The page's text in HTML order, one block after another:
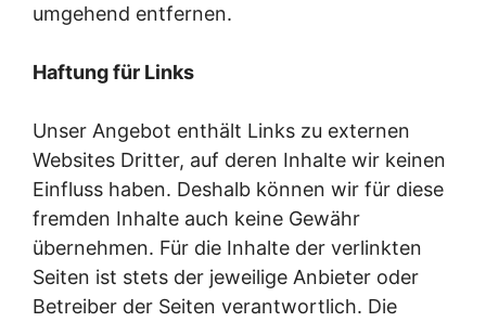
umgehend entfernen.
Haftung für Links
Unser Angebot enthält Links zu externen
Websites Dritter, auf deren Inhalte wir keinen
Einfluss haben. Deshalb können wir für diese
fremden Inhalte auch keine Gewähr
übernehmen. Für die Inhalte der verlinkten
Seiten ist stets der jeweilige Anbieter oder
Betreiber der Seiten verantwortlich. Die